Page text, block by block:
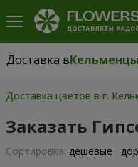
Доставка вКельменцы
Доставка в
Доставка цветов в г.
Заказать
Cортировка: дешевые